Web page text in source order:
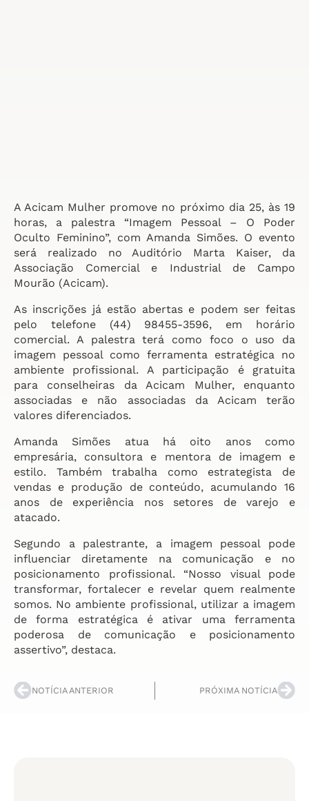
A Acicam Mulher promove no próximo dia 25, às 19
horas, a palestra “Imagem Pessoal – O Poder
Oculto Feminino”, com Amanda Simões. O evento
será realizado no Auditório Marta Kaiser, da
Associação Comercial e Industrial de Campo
Mourão (Acicam).
As inscrições já estão abertas e podem ser feitas
pelo telefone (44) 98455-3596, em horário
comercial. A palestra terá como foco o uso da
imagem pessoal como ferramenta estratégica no
ambiente profissional. A participação é gratuita
para conselheiras da Acicam Mulher, enquanto
associadas e não associadas da Acicam terão
valores diferenciados.
Amanda Simões atua há oito anos como
empresária, consultora e mentora de imagem e
estilo. Também trabalha como estrategista de
vendas e produção de conteúdo, acumulando 16
anos de experiência nos setores de varejo e
atacado.
Segundo a palestrante, a imagem pessoal pode
influenciar diretamente na comunicação e no
posicionamento profissional. “Nosso visual pode
transformar, fortalecer e revelar quem realmente
somos. No ambiente profissional, utilizar a imagem
de forma estratégica é ativar uma ferramenta
poderosa de comunicação e posicionamento
assertivo”, destaca.
NOTÍCIA ANTERIOR PRÓXIMA NOTÍCIA